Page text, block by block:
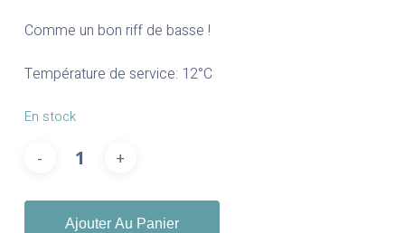
Comme un bon riff de basse !
Température de service: 12°C
En stock
Ajouter Au Panier